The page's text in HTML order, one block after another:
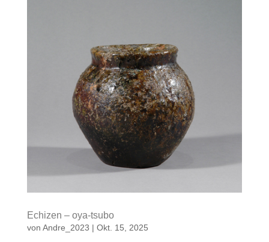
Echizen – oya-tsubo
von Andre_2023 | Okt. 15, 2025